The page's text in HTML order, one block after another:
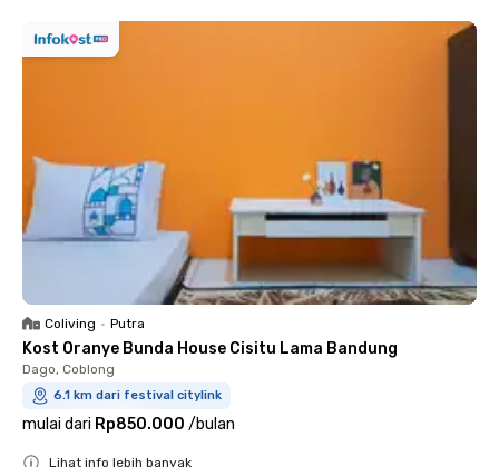
Coliving • Putra
Kost Oranye Bunda House Cisitu Lama Bandung
Dago, Coblong
6.1 km dari festival citylink
mulai dari Rp850.000 /bulan
Lihat info lebih banyak